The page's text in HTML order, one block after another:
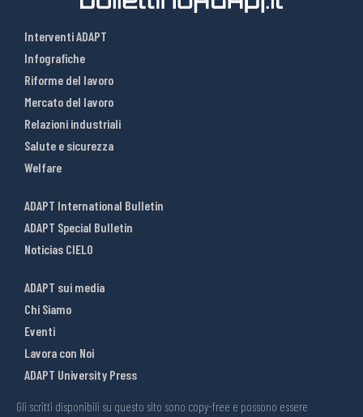
Interventi ADAPT
Infografiche
Riforme del lavoro
Mercato del lavoro
Relazioni industriali
Salute e sicurezza
Welfare
ADAPT International Bulletin
ADAPT Special Bulletin
Noticias CIELO
ADAPT sui media
Chi Siamo
Eventi
Lavora con Noi
ADAPT University Press
Gli scritti disponibili su questo sito sono copy-free e possono essere